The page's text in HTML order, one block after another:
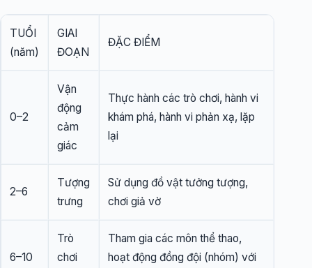
TUỔI
(năm)
GIAI
ĐOẠN
ĐẶC ĐIỂM
0–2
Vận
động
cảm
giác
Thực hành các trò chơi, hành vi
khám phá, hành vi phản xạ, lặp
lại
2–6
Tượng
trưng
Sử dụng đồ vật tưởng tượng,
chơi giả vờ
6–10
Trò
chơi
Tham gia các môn thể thao,
hoạt động đồng đội (nhóm) với